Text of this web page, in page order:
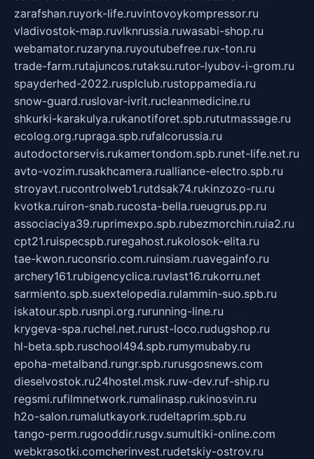
zarafshan.ruyork-life.ruvintovoykompressor.ru
vladivostok-map.ruvlknrussia.ruwasabi-shop.ru
webamator.ruzaryna.ruyoutubefree.rux-ton.ru
trade-farm.rutajuncos.rutaksu.rutor-lyubov-i-grom.ru
spayderhed-2022.rusplclub.rustoppamedia.ru
snow-guard.ruslovar-ivrit.rucleanmedicine.ru
shkurki-karakulya.rukanotiforet.spb.rututmassage.ru
ecolog.org.rupraga.spb.rufalcorussia.ru
autodoctorservis.rukamertondom.spb.runet-life.net.ru
avto-vozim.rusakhcamera.rualliance-electro.spb.ru
stroyavt.rucontrolweb1.rutdsak74.rukinzozo-ru.ru
kvotka.ruiron-snab.rucosta-bella.rueugrus.pp.ru
associaciya39.ruprimexpo.spb.rubezmorchin.ruia2.ru
cpt21.ruispecspb.ruregahost.rukolosok-elita.ru
tae-kwon.ruconsrio.com.ruinsiam.ruavegainfo.ru
archery161.rubigencyclica.ruvlast16.rukorru.net
sarmiento.spb.suextelopedia.rulammin-suo.spb.ru
iskatour.spb.rusnpi.org.rurunning-line.ru
krygeva-spa.ruchel.net.rurust-loco.rudugshop.ru
hl-beta.spb.ruschool494.spb.rumymubaby.ru
epoha-metalband.rungr.spb.rurusgosnews.com
dieselvostok.ru24hostel.msk.ruw-dev.ruf-ship.ru
regsmi.rufilmnetwork.rumalinasp.rukinosvin.ru
h2o-salon.rumalutkayork.rudeltaprim.spb.ru
tango-perm.rugooddir.rusgv.sumultiki-online.com
webkrasotki.comcherinvest.rudetskiy-ostrov.ru